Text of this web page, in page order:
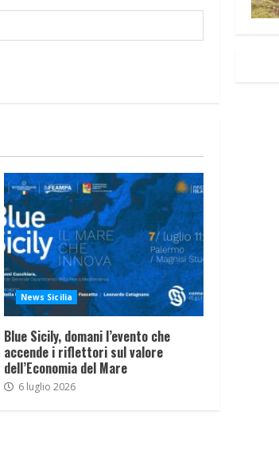
News Sicilia
Blue Sicily, domani l’evento che
accende i riflettori sul valore
dell’Economia del Mare
6 luglio 2026